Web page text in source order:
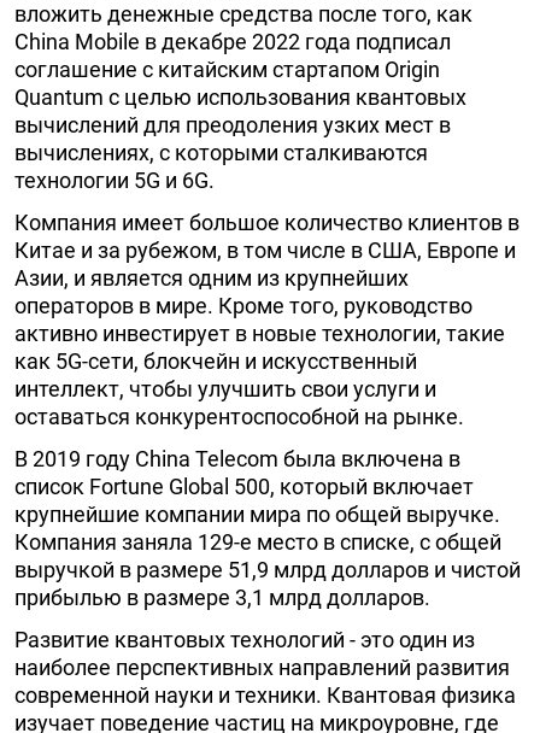
вложить денежные средства после того, как
China Mobile в декабре 2022 года подписал
соглашение с китайским стартапом Origin
Quantum с целью использования квантовых
вычислений для преодоления узких мест в
вычислениях, с которыми сталкиваются
технологии 5G и 6G.
Компания имеет большое количество клиентов в
Китае и за рубежом, в том числе в США, Европе и
Азии, и является одним из крупнейших
операторов в мире. Кроме того, руководство
активно инвестирует в новые технологии, такие
как 5G-сети, блокчейн и искусственный
интеллект, чтобы улучшить свои услуги и
оставаться конкурентоспособной на рынке.
В 2019 году China Telecom была включена в
список Fortune Global 500, который включает
крупнейшие компании мира по общей выручке.
Компания заняла 129-е место в списке, с общей
выручкой в размере 51,9 млрд долларов и чистой
прибылью в размере 3,1 млрд долларов.
Развитие квантовых технологий - это один из
наиболее перспективных направлений развития
современной науки и техники. Квантовая физика
изучает поведение частиц на микроуровне, где